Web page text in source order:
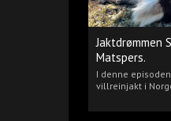
Jaktdrømmen
Matspers.
I denne
villreinjakt i